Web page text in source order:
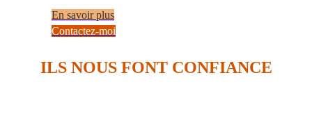
En savoir plus
Contactez-moi
ILS NOUS FONT CONFIANCE